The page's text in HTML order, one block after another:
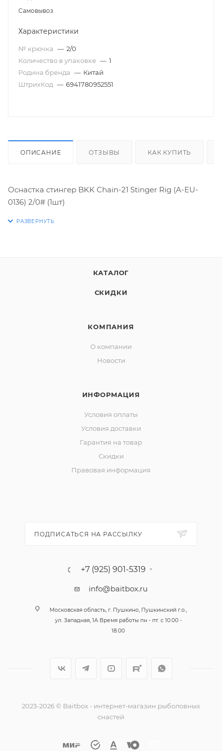
Самовывоз
Характеристики
№ крючка — 2/0
Количество в упаковке — 1
Родина бренда — Китай
ШтрихКод — 6941780952551
ОПИСАНИЕ ОТЗЫВЫ КАК КУПИТЬ
Оснастка стингер BKK Chain-21 Stinger Rig (A-EU-
0136) 2/0# (1шт)
КАТАЛОГ
СКИДКИ
КОМПАНИЯ
О компании
Новости
ИНФОРМАЦИЯ
Условия оплаты
Условия доставки
Гарантия на товар
Скидки
Правовая информация
ПОДПИСАТЬСЯ НА РАССЫЛКУ
+7 (925) 901-5319
info@baitbox.ru
Московская область, г. Пушкино, Пушкинский г.о.,
ул. Западная, 1А Время работы пн - пт. с 10.00 -
18.00
2023-2026 © Baitbox - интернет-магазин рыболовных
снастей